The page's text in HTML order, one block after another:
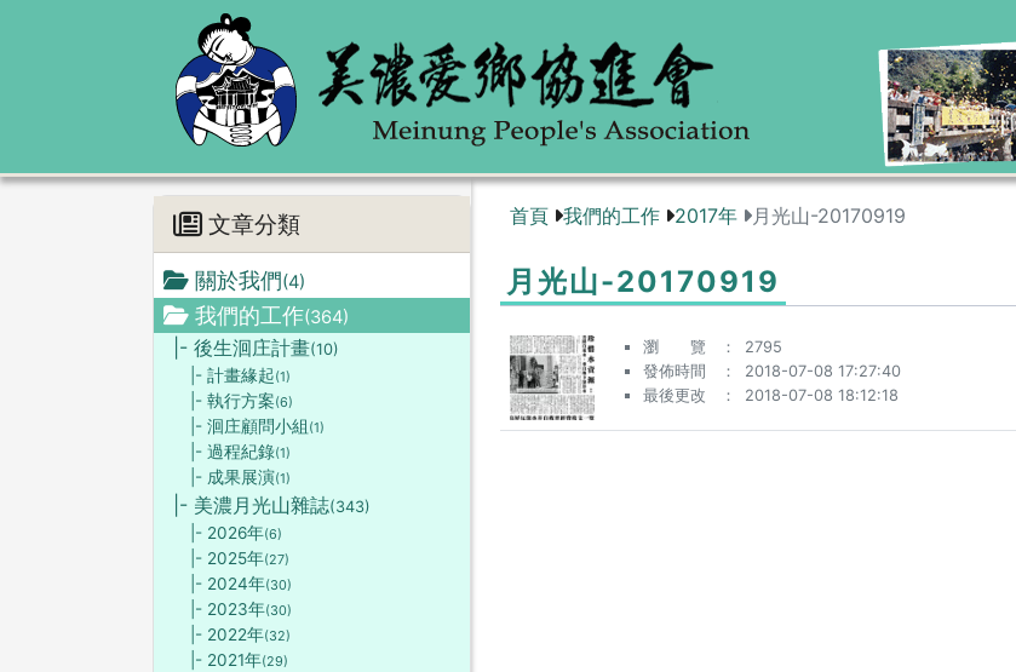
文章分類
關於我們(4)
我們的工作(364)
|- 後生洄庄計畫(10)
|- 計畫緣起(1)
|- 執行方案(6)
|- 洄庄顧問小組 (1)
|- 過程紀錄(1)
|- 成果展演(1)
|- 美濃月光山雜誌(343)
|- 2026年(6)
|- 2025年(27)
|- 2024年(30)
|- 2023年(30)
|- 2022年(32)
|- 2021年(29)
首頁 我們的工作 2017年 月光山-20170919
月光山-20170919
瀏 覽
2795
發佈時間
2018-07-08 17:27:40
最後更改
2018-07-08 18:12:18